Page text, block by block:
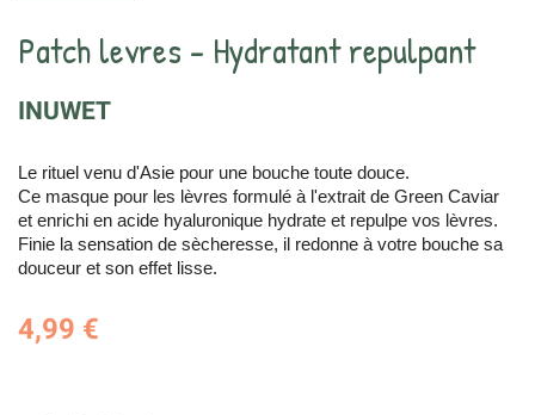
Patch levres - Hydratant repulpant
INUWET
Le rituel venu d'Asie pour une bouche toute douce.
Ce masque pour les lèvres formulé à l'extrait de Green Caviar
et enrichi en acide hyaluronique hydrate et repulpe vos lèvres.
Finie la sensation de sècheresse, il redonne à votre bouche sa
douceur et son effet lisse.
4,99 €